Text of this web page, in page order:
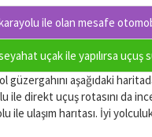
ile olan mesafe
uçak ile yapılırsa uçuş
güzergahını aşağıdaki
ile direkt uçuş rotasını da
ile ulaşım harıtası. İyi